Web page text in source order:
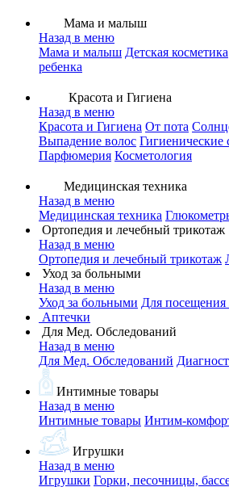
Мама и малыш
Назад в меню
Мама и малыш Детская косметика
ребенка
Красота и Гигиена
Назад в меню
Красота и Гигиена От пота
Выпадение волос Гигиенические
Парфюмерия Косметология
Медицинская техника
Назад в меню
Медицинская техника
Ортопедия и лечебный трикотаж
Назад в меню
Ортопедия и лечебный трикотаж
Уход за больными
Назад в меню
Уход за больными Для
Аптечки
Для Мед. Обследований
Назад в меню
Для Мед. Обследований
Интимные товары
Назад в меню
Интимные товары Интим-
Игрушки
Назад в меню
Игрушки Горки, песочницы,